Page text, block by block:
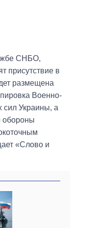
СНБО,
присутствие в
размещена
Военно-
сил Украины, а
обороны
«Слово и